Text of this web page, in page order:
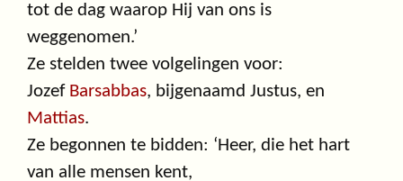
tot de dag waarop Hij van ons is
weggenomen.’
Ze stelden twee volgelingen voor:
Jozef Barsabbas, bijgenaamd Justus, en
Mattias.
Ze begonnen te bidden: ‘Heer, die het hart
van alle mensen kent,